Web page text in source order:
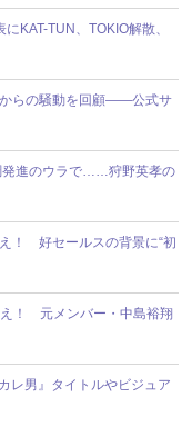
KAT-TUN、TOKIO解散、
からの騒動を回顧――公式サ
発進のウラで……狩野英孝の
！ 好セールスの背景に“初
！ 元メンバー・中島裕翔
レ男』タイトルやビジュア